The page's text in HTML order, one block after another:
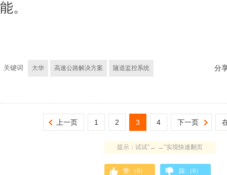
能。
关键词 大华 高速公路解决方案 隧道监控系统 分
上一页 1 2 3 4 下一页
提示：试试"← →"实现快速翻页
赞:（0） 踩:（0）